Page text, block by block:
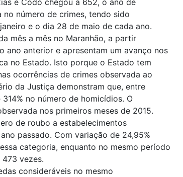
e Codó chegou a 652, o ano de
no número de crimes, tendo sido
e o dia 28 de maio de cada ano.
mês a mês no Maranhão, a partir
anterior e apresentam um avanço nos
no Estado. Isto porque o Estado tem
ocorrências de crimes observada ao
da Justiça demonstram que, entre
no número de homicídios. O
nos primeiros meses de 2015.
de roubo a estabelecimentos
passado. Com variação de 24,95%
categoria, enquanto no mesmo período
vezes.
consideráveis no mesmo